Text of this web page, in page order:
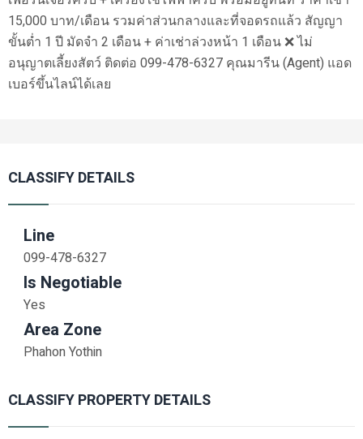
15,000 บาท/เดือน รวมค่าส่วนกลางและที่จอดรถแล้ว สัญญา
ขั้นต่ำ 1 ปี มัดจำ 2 เดือน + ค่าเช่าล่วงหน้า 1 เดือน ❌ ไม่
อนุญาตเลี้ยงสัตว์ ติดต่อ 099-478-6327 คุณมารีน (Agent) แอด
เบอร์ขึ้นไลน์ได้เลย
CLASSIFY DETAILS
Line
099-478-6327
Is Negotiable
Yes
Area Zone
Phahon Yothin
CLASSIFY PROPERTY DETAILS